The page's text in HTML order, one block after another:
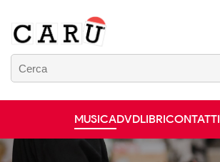
MUSICADVDLIBRICONTATTI